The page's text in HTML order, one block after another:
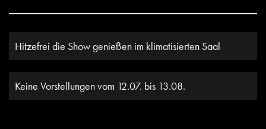
Hitzefrei die Show genießen im klimatisierten Saal
Keine Vorstellungen vom 12.07. bis 13.08.